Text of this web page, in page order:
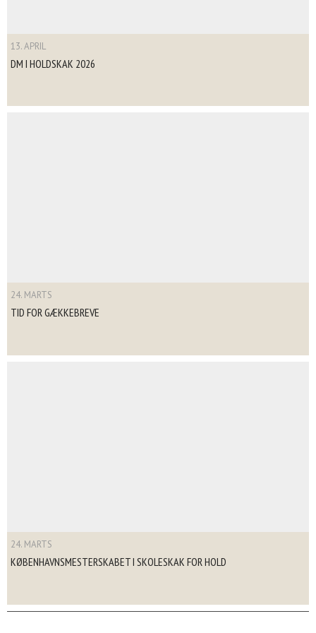
13. APRIL
DM I HOLDSKAK 2026
24. MARTS
TID FOR GÆKKEBREVE
24. MARTS
KØBENHAVNSMESTERSKABET I SKOLESKAK FOR HOLD